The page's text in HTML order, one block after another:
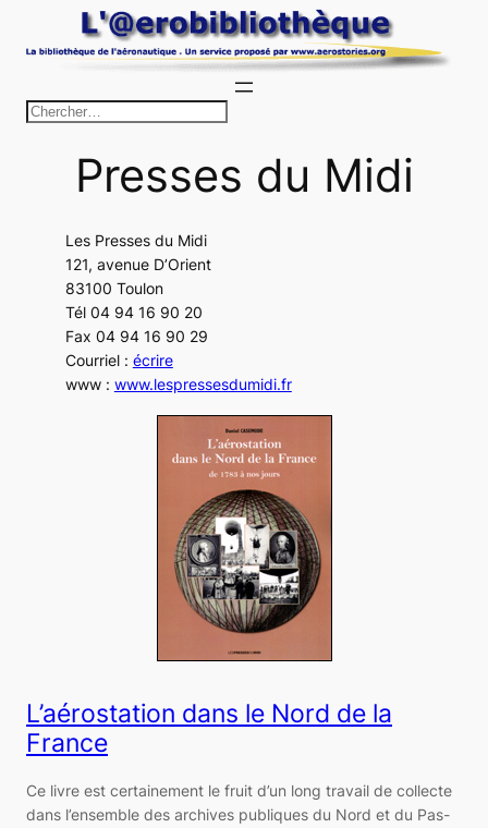
au
Presses du Midi
Les Presses du Midi
121, avenue D’Orient
83100 Toulon
Tél 04 94 16 90 20
Fax 04 94 16 90 29
Courriel : écrire
www : www.lespressesdumidi.fr
L’aérostation dans le Nord de la
France
Ce livre est certainement le fruit d’un long travail de collecte
dans l’ensemble des archives publiques du Nord et du Pas-